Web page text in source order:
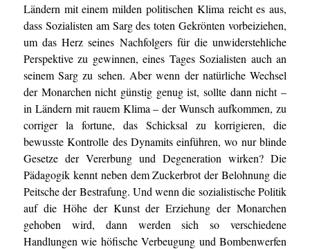
Ländern mit einem milden politischen Klima reicht es aus,
dass Sozialisten am Sarg des toten Gekrönten vorbeiziehen,
um das Herz seines Nachfolgers für die unwiderstehliche
Perspektive zu gewinnen, eines Tages Sozialisten auch an
seinem Sarg zu sehen. Aber wenn der natürliche Wechsel
der Monarchen nicht günstig genug ist, sollte dann nicht –
in Ländern mit rauem Klima – der Wunsch aufkommen, zu
corriger la fortune, das Schicksal zu korrigieren, die
bewusste Kontrolle des Dynamits einführen, wo nur blinde
Gesetze der Vererbung und Degeneration wirken? Die
Pädagogik kennt neben dem Zuckerbrot der Belohnung die
Peitsche der Bestrafung. Und wenn die sozialistische Politik
auf die Höhe der Kunst der Erziehung der Monarchen
gehoben wird, dann werden sich so verschiedene
Handlungen wie höfische Verbeugung und Bombenwerfen